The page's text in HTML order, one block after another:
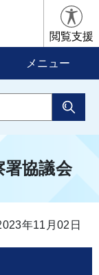
閲覧支援
メニュー
署協議会
年11月02日